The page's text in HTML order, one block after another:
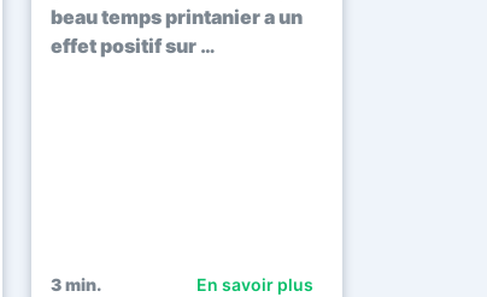
beau temps printanier a un
effet positif sur …
3min. En savoir plus